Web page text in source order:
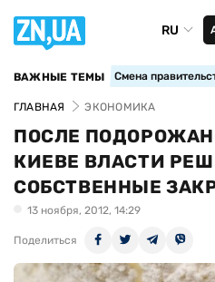
RU
ВАЖНЫЕ ТЕМЫ Смена
ГЛАВНАЯ ЭКОНОМИКА
ПОСЛЕ
КИЕВЕ ВЛАСТИ
СОБСТВЕННЫЕ
13 ноября, 2012, 14:29
Поделиться